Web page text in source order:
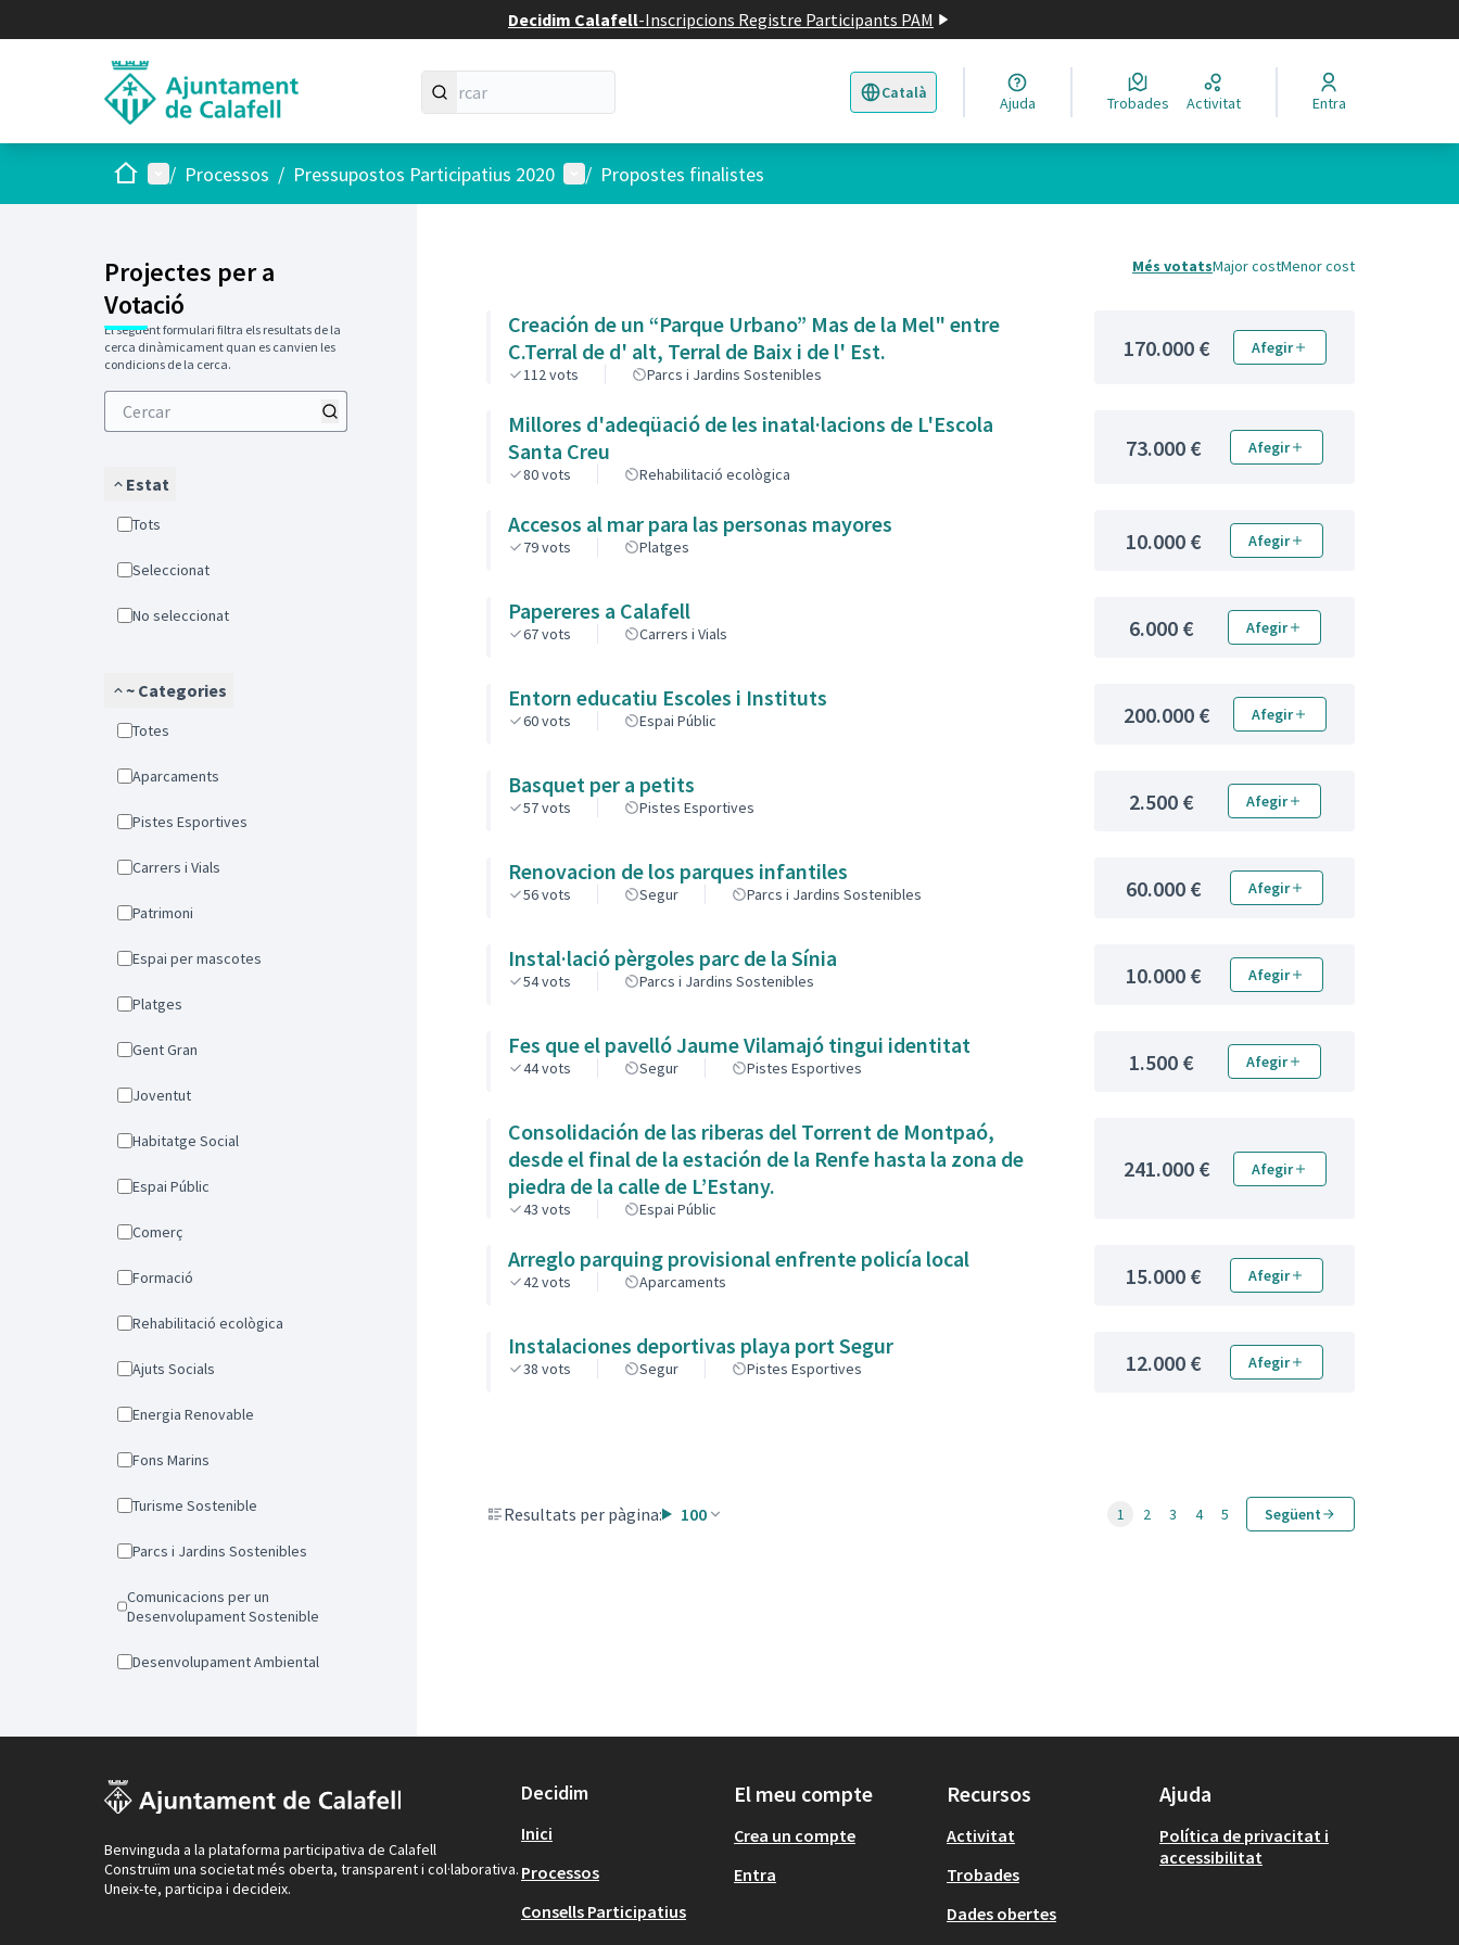
Decidim Calafell-Inscripcions Registre Participants PAM
Català
Triar la llengua Elegir el idioma
Ajuda Trobades Activitat Entra
Inici Menú principal
/ Processos / Pressupostos Participatius 2020 Menú d'usuari
/ Propostes finalistes
Projectes per a
Votació
El següent formulari filtra els resultats de la
cerca dinàmicament quan es canvien les
condicions de la cerca.
Estat
Tots
Seleccionat
No seleccionat
~ Categories
Totes
Aparcaments
Pistes Esportives
Carrers i Vials
Patrimoni
Espai per mascotes
Platges
Gent Gran
Joventut
Habitatge Social
Espai Públic
Comerç
Formació
Rehabilitació ecològica
Ajuts Socials
Energia Renovable
Fons Marins
Turisme Sostenible
Parcs i Jardins Sostenibles
Comunicacions per un
Desenvolupament Sostenible
Desenvolupament Ambiental
Més votatsMajor costMenor cost
Creación de un “Parque Urbano” Mas de la Mel" entre
C.Terral de d' alt, Terral de Baix i de l' Est.
112vots Parcs i Jardins Sostenibles
170.000 € Afegir
Millores d'adeqüació de les inatal·lacions de L'Escola
Santa Creu
80vots Rehabilitació ecològica
73.000 € Afegir
Accesos al mar para las personas mayores
79vots Platges 10.000 € Afegir
Papereres a Calafell
67vots Carrers i Vials 6.000 € Afegir
Entorn educatiu Escoles i Instituts
60vots Espai Públic 200.000 € Afegir
Basquet per a petits
57vots Pistes Esportives 2.500 € Afegir
Renovacion de los parques infantiles
56vots Segur Parcs i Jardins Sostenibles 60.000 € Afegir
Instal·lació pèrgoles parc de la Sínia
54vots Parcs i Jardins Sostenibles 10.000 € Afegir
Fes que el pavelló Jaume Vilamajó tingui identitat
44vots Segur Pistes Esportives 1.500 € Afegir
Consolidación de las riberas del Torrent de Montpaó,
desde el final de la estación de la Renfe hasta la zona de
piedra de la calle de L’Estany.
43 vots Espai Públic
241.000 € Afegir
Arreglo parquing provisional enfrente policía local
42vots Aparcaments 15.000 € Afegir
Instalaciones deportivas playa port Segur
38 vots Segur Pistes Esportives 12.000 € Afegir
Resultats per pàgina: 100 1 2 3 4 5 Següent
Benvinguda a la plataforma participativa de Calafell
Construïm una societat més oberta, transparent i col·laborativa.
Uneix-te, participa i decideix.
Decidim
Inici
Processos
Consells Participatius
El meu compte
Crea un compte
Entra
Recursos
Activitat
Trobades
Dades obertes
Ajuda
Política de privacitat i
accessibilitat